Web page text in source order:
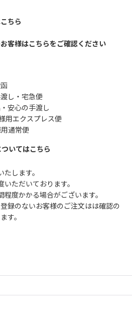
ちら
客様はこちらをご確認ください
し・宅急便
安心の手渡し
用エクスプレス便
通常便
いてはこちら
します。
ただいております。
度かかる場合がございます。
録のないお客様のご注文はは確認の
す。